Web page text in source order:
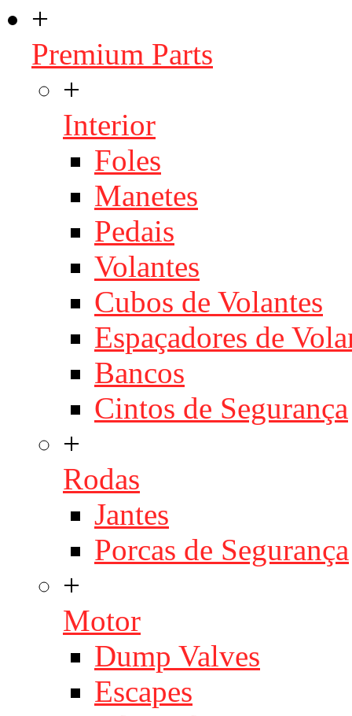
+
Premium Parts
+
Interior
Foles
Manetes
Pedais
Volantes
Cubos de Volantes
Espaçadores de
Bancos
Cintos de Segurança
+
Rodas
Jantes
Porcas de Segurança
+
Motor
Dump Valves
Escapes